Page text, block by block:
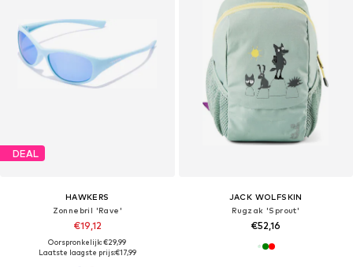
DEAL
HAWKERS
Zonnebril 'Rave'
€19,12
Oorspronkelijk: €29,99
Laatste laagste prijs:€17,99
JACK WOLFSKIN
Rugzak 'Sprout'
€52,16